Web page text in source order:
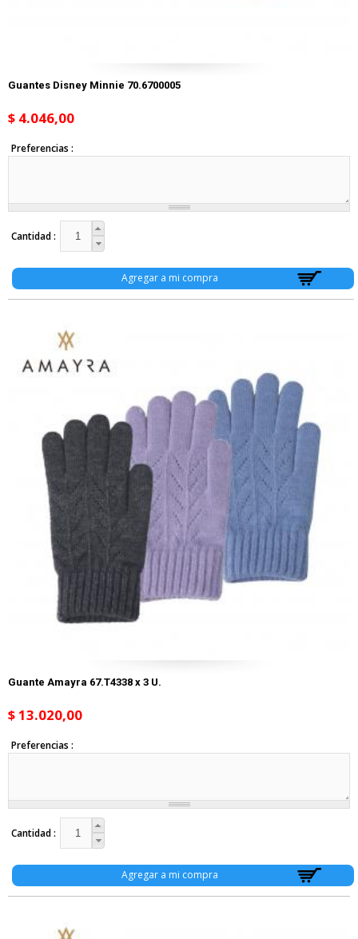
Guantes Disney Minnie 70.6700005
$ 4.046,00
Preferencias
Cantidad
Guante Amayra 67.T4338 x 3 U.
$ 13.020,00
Preferencias
Cantidad